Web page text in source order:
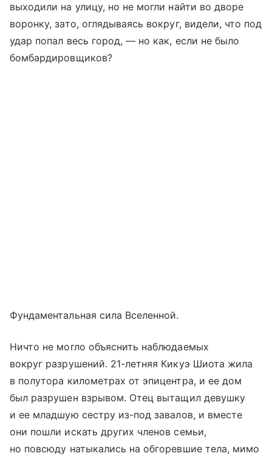
выходили на улицу, но не могли найти во дворе
воронку, зато, оглядываясь вокруг, видели, что под
удар попал весь город, — но как, если не было
бомбардировщиков?
Фундаментальная сила Вселенной.
Ничто не могло объяснить наблюдаемых
вокруг разрушений. 21-летняя Кикуэ Шиота жила
в полутора километрах от эпицентра, и ее дом
был разрушен взрывом. Отец вытащил девушку
и ее младшую сестру из-под завалов, и вместе
они пошли искать других членов семьи,
но повсюду натыкались на обгоревшие тела, мимо